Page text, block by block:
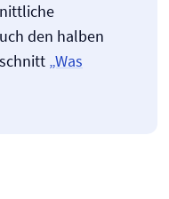
den halben
„Was